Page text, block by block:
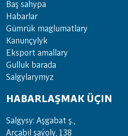
Baş sahypa
Habarlar
Gümrük maglumatlary
Kanunçylyk
Eksport amallary
Gulluk barada
Salgylarymyz
HABARLAŞMAK ÜÇIN
Salgysy: Aşgabat ş.,
Arçabil şaýoly, 138